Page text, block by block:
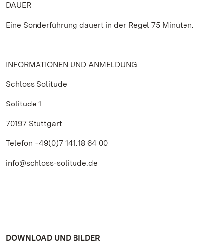
DAUER
Eine Sonderführung dauert in der Regel 75 Minuten.
INFORMATIONEN UND ANMELDUNG
Schloss Solitude
Solitude 1
70197 Stuttgart
Telefon +49(0)7 141.18 64 00
info@schloss-solitude.de
DOWNLOAD UND BILDER